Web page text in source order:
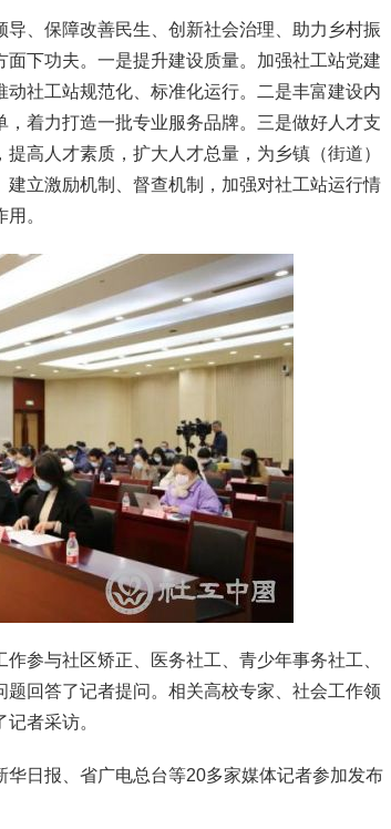
、保障改善民生、创新社会治理、助力乡村振
下功夫。一是提升建设质量。加强社工站党建
社工站规范化、标准化运行。二是丰富建设内
着力打造一批专业服务品牌。三是做好人才支
高人才素质，扩大人才总量，为乡镇（街道）
立激励机制、督查机制，加强对社工站运行情
。
参与社区矫正、医务社工、青少年事务社工、
回答了记者提问。相关高校专家、社会工作领
者采访。
华日报、省广电总台等20多家媒体记者参加发布